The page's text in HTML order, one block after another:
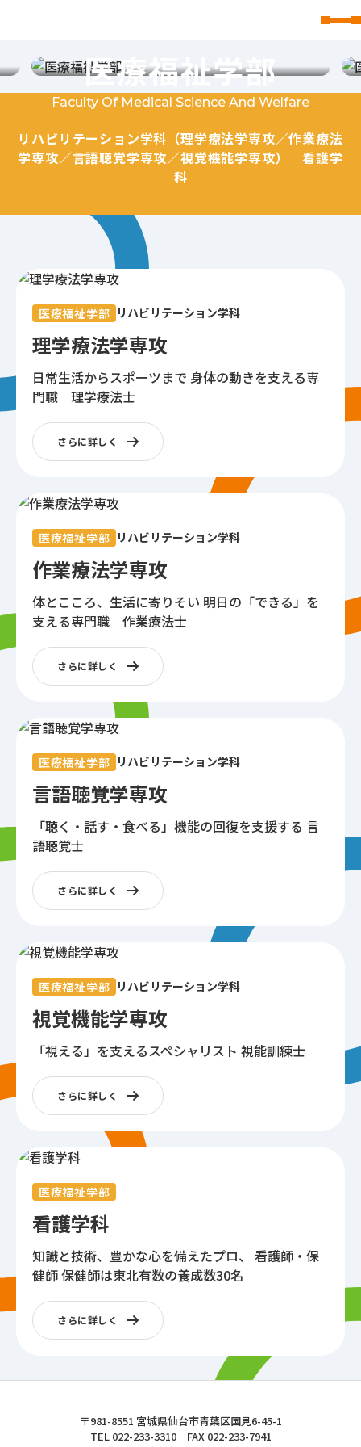
医療福祉学部
Faculty Of Medical Science And Welfare
リハビリテーション学科（理学療法学専攻／作業療法
学専攻／言語聴覚学専攻／視覚機能学専攻） 看護学
科
医療福祉学部 リハビリテーション学科
理学療法学専攻
日常生活からスポーツまで 身体の動きを支える専
門職 理学療法士
さらに詳しく
医療福祉学部 リハビリテーション学科
作業療法学専攻
体とこころ、生活に寄りそい 明日の「できる」を
支える専門職 作業療法士
さらに詳しく
医療福祉学部 リハビリテーション学科
言語聴覚学専攻
「聴く・話す・食べる」機能の回復を支援する 言
語聴覚士
さらに詳しく
医療福祉学部 リハビリテーション学科
視覚機能学専攻
「視える」を支えるスペシャリスト 視能訓練士
さらに詳しく
医療福祉学部
看護学科
知識と技術、豊かな心を備えたプロ、 看護師・保
健師保健師は東北有数の養成数30名
さらに詳しく
東北文化学園大学
〒981-8551 宮城県仙台市青葉区国見6-45-1
TEL 022-233-3310 FAX 022-233-7941